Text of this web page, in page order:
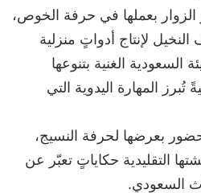
الزوار بعملها في حرفة الخوص،
لإنتاج أدواتٍ منزلية
السعودية الغنية بتنوعها
المهارة اليدوية التي
بعرضها لحرفة النسيج،
التقليدية حكاياتٍ تعبّر عن
السعودي.